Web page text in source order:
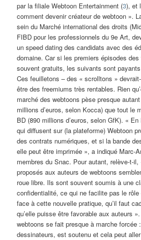
par la filiale Webtoon Entertainment (3), et
comment devenir créateur de webtoon ».
sein du Marché international des droits
FIBD pour les professionnels du 9e Art,
un speed dating des candidats avec des
domaine. Car si les premiers épisodes
souvent gratuits, les suivants sont
Ces feuilletons – des « scrolltons »
être des freemiums très rentables. Rien
marché des webtoons pèse presque
millions d’euros, selon Kocca) que tout le
BD (890 millions d’euros, selon GfK). «
qui diffusent sur (la plateforme) Webtoon
des contrats numériques, et si la bande
elle peut être imprimée », a indiqué Marc-
membres du Snac. Pour autant, relève-t-
proposés aux auteurs de webtoons
roue libre. Ils sont souvent soumis à une
confidentialité, ce qui ne facilite pas le
face à cette nouvelle pratique, qu’il faut
qu’elle puisse être favorable aux auteurs
webtoons se fait presque à marche forcée
dessinateurs, est soutenu et cela peut